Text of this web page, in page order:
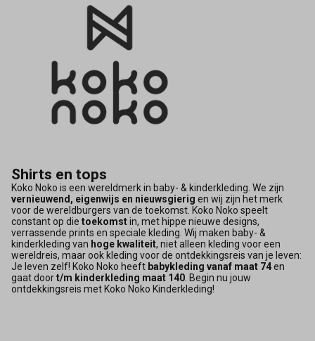
Shirts en tops
Koko Noko is een wereldmerk in baby- & kinderkleding. We zijn
vernieuwend, eigenwijs en nieuwsgierig en wij zijn het merk
voor de wereldburgers van de toekomst. Koko Noko speelt
constant op die toekomstin, met hippe nieuwe designs,
verrassende prints en speciale kleding. Wij maken baby- &
kinderkleding van hoge kwaliteit, niet alleen kleding voor een
wereldreis, maar ook kleding voor de ontdekkingsreis van je leven:
Je leven zelf! Koko Noko heeft babykleding vanaf maat 74en
gaat doort/m kinderkleding maat 140 . Begin nu jouw
ontdekkingsreis met Koko Noko Kinderkleding!